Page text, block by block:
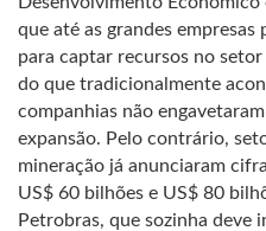
que até as grandes empresas
para captar recursos no
do que tradicionalmente
companhias não
expansão. Pelo contrário,
mineração já anunciaram
US$ 60 bilhões e US$ 80
Petrobras, que sozinha deve